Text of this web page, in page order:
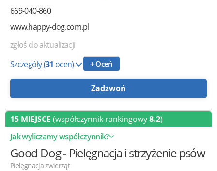
669-040-860
www.happy-dog.com.pl
zgłoś do aktualizacji
Szczegóły(31 ocen) + Oceń
Zadzwoń
15 MIEJSCE (współczynnik rankingowy8.2)
Jak wyliczamy współczynnik?
Good Dog- Pielęgnacja i strzyżenie psów
Pielęgnacja zwierząt